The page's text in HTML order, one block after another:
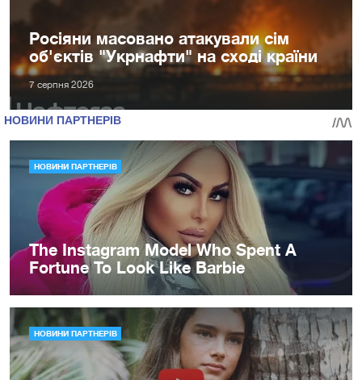
Росіяни масовано атакували сім
об'єктів "Укрнафти" на сході країни
7 серпня 2026